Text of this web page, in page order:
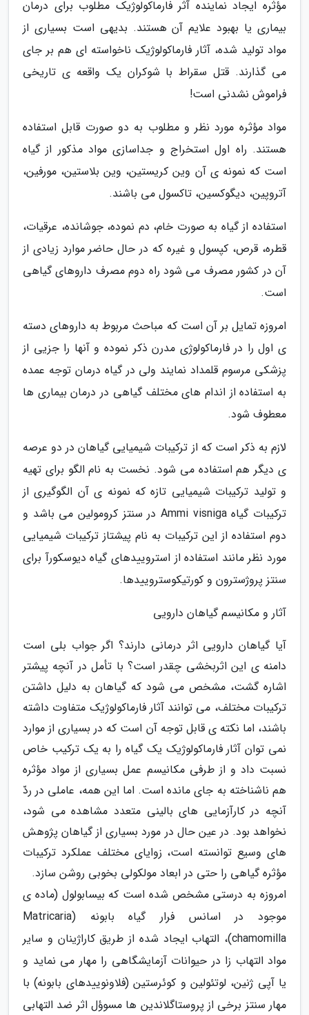
مؤثره ایجاد نماینده آثر فارماکولوژیک مطلوب برای درمان
بیماری یا بهبود علایم آن هستند. بدیهی است بسیاری از
مواد تولید شده، آثار فارماکولوژیک ناخواسته ای هم بر جای
می گذارند. قتل سقراط با شوکران یک واقعه ی تاریخی
فراموش نشدنی است!
مواد مؤثره مورد نظر و مطلوب به دو صورت قابل استفاده
هستند. راه اول استخراج و جداسازی مواد مذکور از گیاه
است که نمونه ی آن وین کریستین، وین بلاستین، مورفین،
آتروپین، دیگوکسین، تاکسول می باشند.
استفاده از گیاه به صورت خام، دم نموده، جوشانده، عرقیات،
قطره، قرص، کپسول و غیره که در حال حاضر موارد زیادی از
آن در کشور مصرف می شود راه دوم مصرف داروهای گیاهی
است.
امروزه تمایل بر آن است که مباحث مربوط به داروهای دسته
ی اول را در فارماکولوژی مدرن ذکر نموده و آنها را جزیی از
پزشکی مرسوم قلمداد نمایند ولی در گیاه درمان توجه عمده
به استفاده از اندام های مختلف گیاهی در درمان بیماری ها
معطوف شود.
لازم به ذکر است که از ترکیبات شیمیایی گیاهان در دو عرصه
ی دیگر هم استفاده می شود. نخست به نام الگو برای تهیه
و تولید ترکیبات شیمیایی تازه که نمونه ی آن الگوگیری از
ترکیبات گیاه Ammi visniga در سنتز کرومولین می باشد و
دوم استفاده از این ترکیبات به نام پیشتاز ترکیبات شیمیایی
مورد نظر مانند استفاده از استروییدهای گیاه دیوسکورآ برای
سنتز پروژسترون و کورتیکوستروییدها.
آثار و مکانیسم گیاهان دارویی
آیا گیاهان دارویی اثر درمانی دارند؟ اگر جواب بلی است
دامنه ی این اثربخشی چقدر است؟ با تأمل در آنچه پیشتر
اشاره گشت، مشخص می شود که گیاهان به دلیل داشتن
ترکیبات مختلف، می توانند آثار فارماکولوژیک متفاوت داشته
باشند، اما نکته ی قابل توجه آن است که در بسیاری از موارد
نمی توان آثار فارماکولوژیک یک گیاه را به یک ترکیب خاص
نسبت داد و از طرفی مکانیسم عمل بسیاری از مواد مؤثره
هم ناشناخته به جای مانده است. اما این همه، عاملی در ردّ
آنچه در کارآزمایی های بالینی متعدد مشاهده می شود،
نخواهد بود. در عین حال در مورد بسیاری از گیاهان پژوهش
های وسیع توانسته است، زوایای مختلف عملکرد ترکیبات
مؤثره گیاهی را حتی در ابعاد مولکولی بخوبی روشن سازد.
امروزه به درستی مشخص شده است که بیسابولول (ماده ی
موجود در اسانس فرار گیاه بابونه (Matricaria
chamomilla)، التهاب ایجاد شده از طریق کاراژینان و سایر
مواد التهاب زا در حیوانات آزمایشگاهی را مهار می نماید و
یا آپی ژنین، لوتئولین و کوئرستین (فلاونوییدهای بابونه) با
مهار سنتز برخی از پروستاگلاندین ها مسوؤل اثر ضد التهابی